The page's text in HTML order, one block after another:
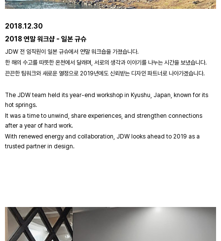
2018.12.30
2018 연말 워크샵 - 일본 규슈
JDW 전 임직원이 일본 규슈에서 연말 워크숍을 가졌습니다.
한 해의 수고를 따뜻한 온천에서 달래며, 서로의 생각과 이야기를 나누는 시간을 보냈습니다.
끈끈한 팀워크와 새로운 열정으로 2019년에도 신뢰받는 디자인 파트너로 나아가겠습니다.
The JDW team held its year-end workshop in Kyushu, Japan, known for its
hot springs.
It was a time to unwind, share experiences, and strengthen connections
after a year of hard work.
With renewed energy and collaboration, JDW looks ahead to 2019 as a
trusted partner in design.